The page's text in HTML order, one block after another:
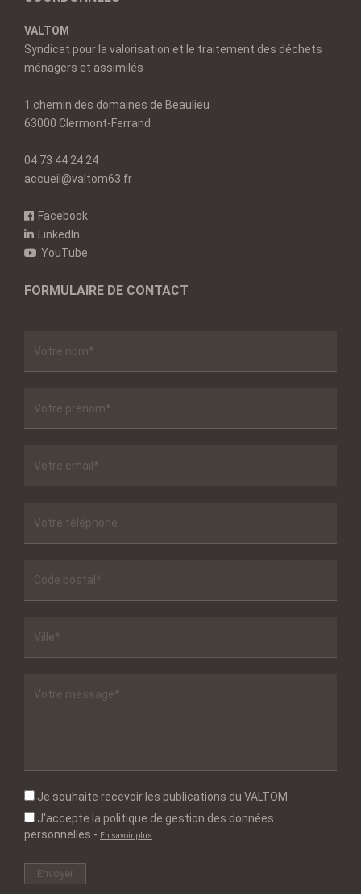
VALTOM
Syndicat pour la valorisation et le traitement des déchets
ménagers et assimilés
1 chemin des domaines de Beaulieu
63000 Clermont-Ferrand
04 73 44 24 24
accueil@valtom63.fr
Facebook
LinkedIn
YouTube
FORMULAIRE DE CONTACT
Je souhaite recevoir les publications du VALTOM
J'accepte la politique de gestion des données
personnelles - En savoir plus